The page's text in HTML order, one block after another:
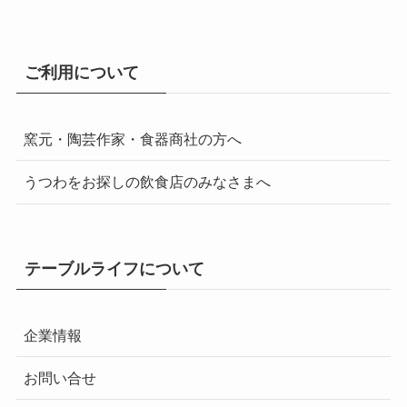
ご利用について
窯元・陶芸作家・食器商社の方へ
うつわをお探しの飲食店のみなさまへ
テーブルライフについて
企業情報
お問い合せ